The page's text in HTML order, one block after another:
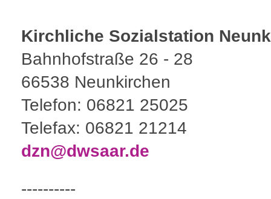
Kirchliche Sozialstation
Bahnhofstraße 26 - 28
66538 Neunkirchen
Telefon: 06821 25025
Telefax: 06821 21214
dzn@dwsaar.de
----------